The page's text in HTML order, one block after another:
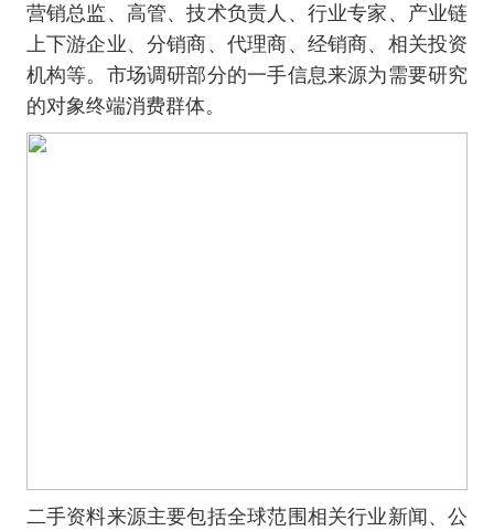
营销总监、高管、技术负责人、行业专家、产业链
上下游企业、分销商、代理商、经销商、相关投资
机构等。市场调研部分的一手信息来源为需要研究
的对象终端消费群体。
二手资料来源主要包括全球范围相关行业新闻、公